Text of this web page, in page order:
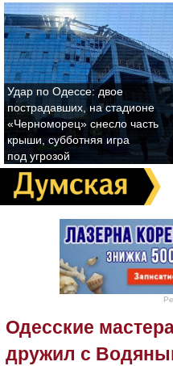
Удар по Одессе: двое
пострадавших, на стадионе
«Черноморец» снесло часть
крыши, субботняя игра
под угрозой
Одесские
дружил с